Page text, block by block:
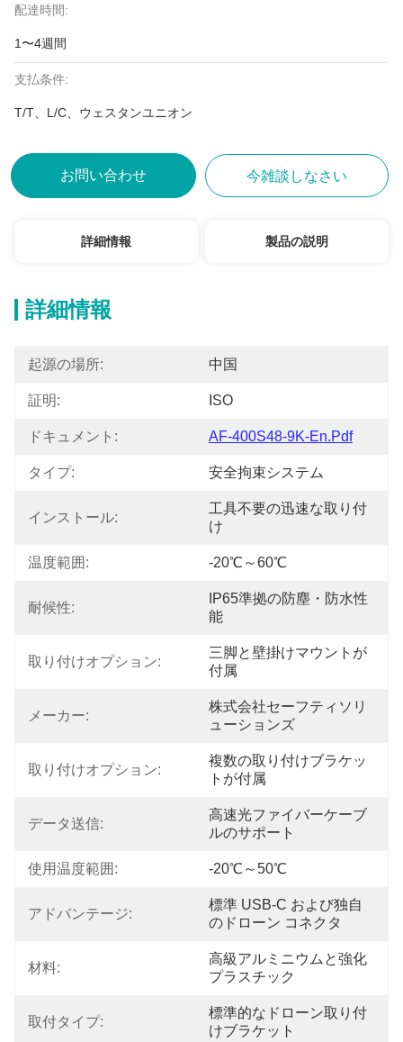
配達時間:
1〜4週間
支払条件:
T/T、L/C、ウェスタンユニオン
お問い合わせ 今雑談しなさい
詳細情報 製品の説明
詳細情報
起源の場所: 中国
証明: ISO
ドキュメント: AF-400S48-9K-En.pdf
タイプ: 安全拘束システム
インストール:
工具不要の迅速な取り付
け
温度範囲: -20℃～60℃
耐候性:
IP65準拠の防塵・防水性
能
取り付けオプション:
三脚と壁掛けマウントが
付属
メーカー:
株式会社セーフティソリ
ューションズ
取り付けオプション:
複数の取り付けブラケッ
トが付属
データ送信:
高速光ファイバーケーブ
ルのサポート
使用温度範囲: -20℃～50℃
アドバンテージ:
標準 USB-C および独自
のドローン コネクタ
材料:
高級アルミニウムと強化
プラスチック
取付タイプ:
標準的なドローン取り付
けブラケット